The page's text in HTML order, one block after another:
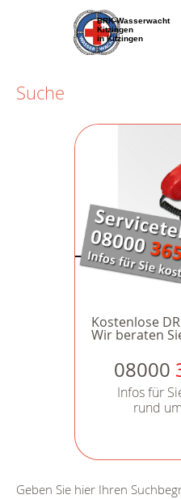
BRK-Wasserwacht
Kitzingen
in Kitzingen
Suche
Kostenlose
Wir beraten
08000
Infos für
rund
Geben Sie hier Ihren